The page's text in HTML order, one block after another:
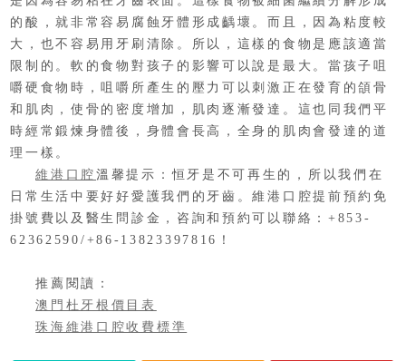
的酸，就非常容易腐蝕牙體形成齲壞。而且，因為粘度較
大，也不容易用牙刷清除。所以，這樣的食物是應該適當
限制的。軟的食物對孩子的影響可以說是最大。當孩子咀
嚼硬食物時，咀嚼所產生的壓力可以刺激正在發育的頜骨
和肌肉，使骨的密度增加，肌肉逐漸發達。這也同我們平
時經常鍛煉身體後，身體會長高，全身的肌肉會發達的道
理一樣。
維港口腔溫馨提示：恒牙是不可再生的，所以我們在
日常生活中要好好愛護我們的牙齒。維港口腔提前預約免
掛號費以及醫生問診金，咨詢和預約可以聯絡：+853-
62362590/+86-13823397816！
推薦閱讀：
澳門杜牙根價目表
珠海維港口腔收費標準